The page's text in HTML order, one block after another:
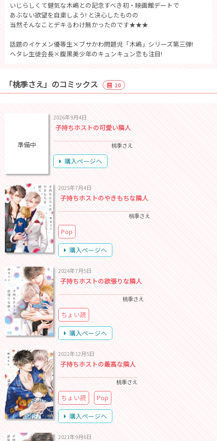
いじらしくて健気な木嶋との記念すべき初・映画館デートで
あぶない欲望を自粛しよう! と決心したものの
当然そんなことデキるわけ無かったのです★★★
話題のイケメン優等生×ブサかわ問題児「木嶋」シリーズ第三弾!
ヘタレ生徒会長×腹黒美少年のキュンキュン恋も注目!
「桃季さえ」のコミックス 20
準備中
2026年9月4日
子持ちホストの可愛い隣人
桃季さえ
購入ページへ
2025年7月4日
子持ちホストのやきもちな隣人
桃季さえ
Pop
購入ページへ
2024年7月5日
子持ちホストの欲張りな隣人
桃季さえ
ちょい読
購入ページへ
2022年12月5日
子持ちホストの最高な隣人
桃季さえ
ちょい読
Pop
購入ページへ
2021年9月6日